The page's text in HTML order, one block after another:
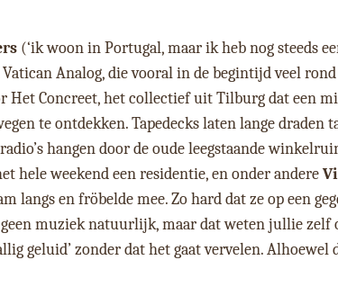
(‘ik woon in Portugal, maar ik heb nog steeds
Analog, die vooral in de begintijd veel rond
Concreet, het collectief uit Tilburg dat een
te ontdekken. Tapedecks laten lange draden
hangen door de oude leegstaande
hele weekend een residentie, en onder andere
langs en fröbelde mee. Zo hard dat ze op een
muziek natuurlijk, maar dat weten jullie zelf
geluid’ zonder dat het gaat vervelen. Alhoewel